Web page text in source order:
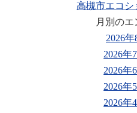
高槻市エコシ
月別のエ
2026年
2026年
2026年
2026年
2026年